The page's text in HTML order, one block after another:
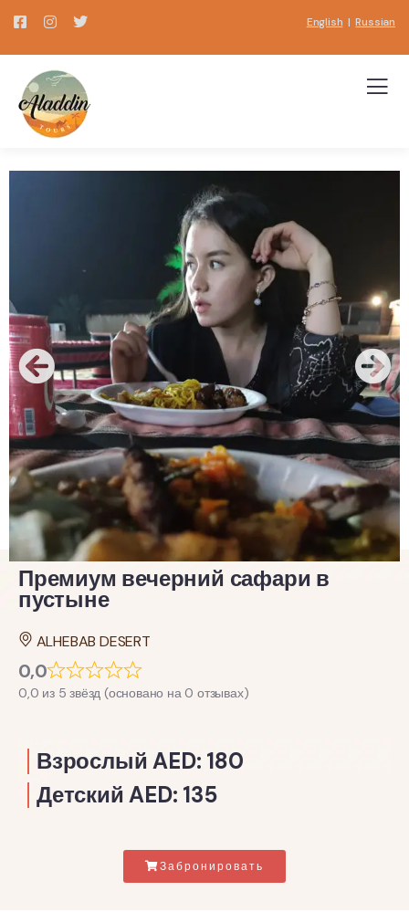
English |Russian
Премиум вечерний сафари в
пустыне
ALHEBAB DESERT
0,0
0,0 из 5 звёзд (основано на 0 отзывах)
Взрослый AED: 180
Детский AED: 135
Забронировать